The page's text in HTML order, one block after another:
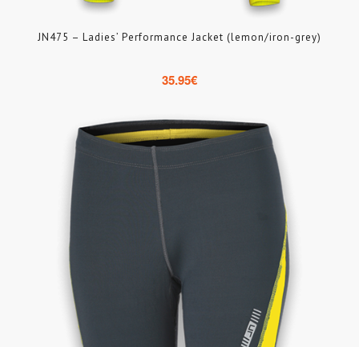
JN475 – Ladies’ Performance Jacket (lemon/iron-grey)
35.95€